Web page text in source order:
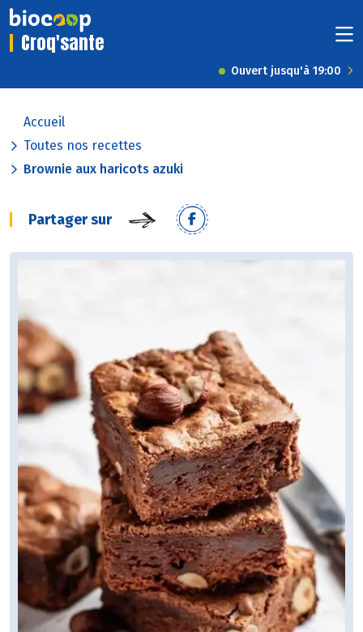
Croq'sante
Ouvert jusqu'à 19:00
Accueil
Toutes nos recettes
Brownie aux haricots azuki
Partager sur